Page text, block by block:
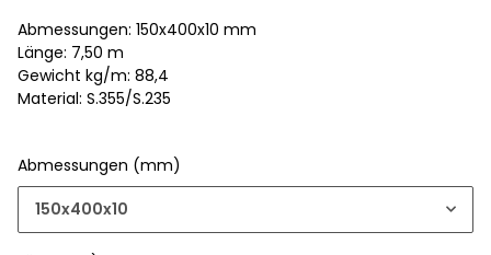
Abmessungen: 150x400x10 mm
Länge: 7,50 m
Gewicht kg/m: 88,4
Material: S.355/S.235
Abmessungen (mm)
150x400x10